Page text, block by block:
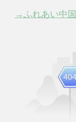
→ふれあい中